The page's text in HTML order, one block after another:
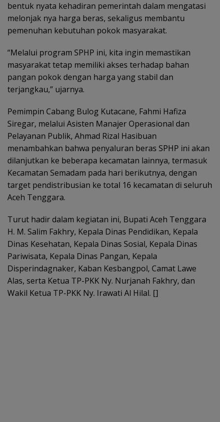
bentuk nyata kehadiran pemerintah dalam mengatasi
melonjak nya harga beras, sekaligus membantu
pemenuhan kebutuhan pokok masyarakat.
“Melalui program SPHP ini, kita ingin memastikan
masyarakat tetap memiliki akses terhadap bahan
pangan pokok dengan harga yang stabil dan
terjangkau,” ujarnya.
Pemimpin Cabang Bulog Kutacane, Fahmi Hafiza
Siregar, melalui Asisten Manajer Operasional dan
Pelayanan Publik, Ahmad Rizal Hasibuan
menambahkan bahwa penyaluran beras SPHP ini akan
dilanjutkan ke beberapa kecamatan lainnya, termasuk
Kecamatan Semadam pada hari berikutnya, dengan
target pendistribusian ke total 16 kecamatan di seluruh
Aceh Tenggara.
Turut hadir dalam kegiatan ini, Bupati Aceh Tenggara
H. M. Salim Fakhry, Kepala Dinas Pendidikan, Kepala
Dinas Kesehatan, Kepala Dinas Sosial, Kepala Dinas
Pariwisata, Kepala Dinas Pangan, Kepala
Disperindagnaker, Kaban Kesbangpol, Camat Lawe
Alas, serta Ketua TP-PKK Ny. Nurjanah Fakhry, dan
Wakil Ketua TP-PKK Ny. Irawati Al Hilal. []